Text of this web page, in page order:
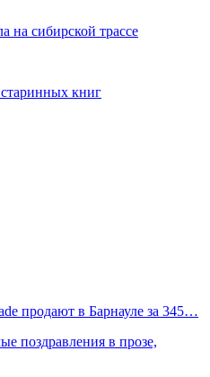
на сибирской трассе
книг
продают в Барнауле за 345…
поздравления в прозе,